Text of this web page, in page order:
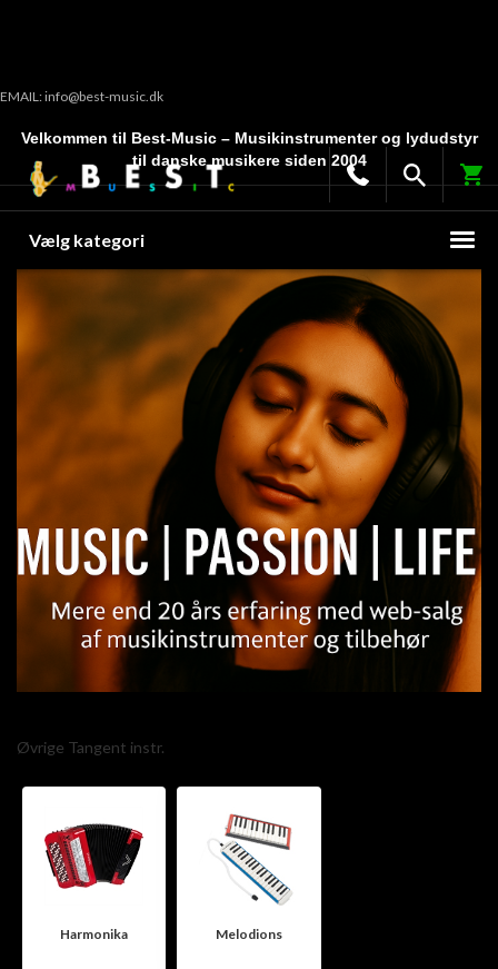
EMAIL: info@best-music.dk
Velkommen til Best-Music – Musikinstrumenter og lydudstyr
til danske musikere siden 2004
Vælg kategori
Øvrige Tangent instr.
Harmonika Melodions